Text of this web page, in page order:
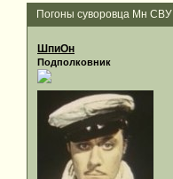
Погоны суворовца Мн СВУ
ШпиОн
Подполковник